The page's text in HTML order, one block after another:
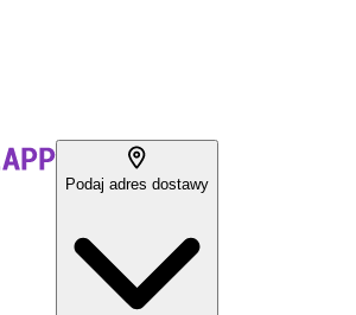
Podaj adres dostawy